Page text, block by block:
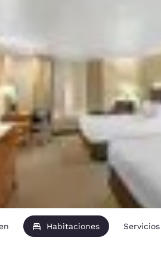
United
Asia-Pacífico
English
Habitaciones Servicios